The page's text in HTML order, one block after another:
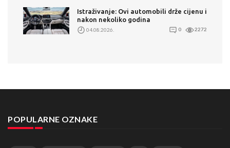
Istraživanje: Ovi automobili drže cijenu i
nakon nekoliko godina
04.08.2026. 0 2272
POPULARNE OZNAKE